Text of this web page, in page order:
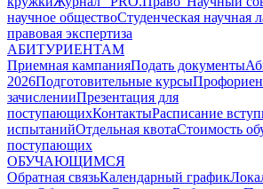
научное обществоСтуденческая научная
правовая экспертиза
АБИТУРИЕНТАМ
Приемная кампанияПодать документы
2026Подготовительные курсы
зачисленииПрезентация для
поступающихКонтактыРасписание
испытанийОтдельная квотаСтоимость
поступающих
ОБУЧАЮЩИМСЯ
Обратная связьКалендарный график